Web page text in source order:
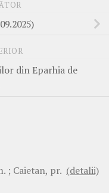
din Eparhia de
; Caietan, pr. (detalii)